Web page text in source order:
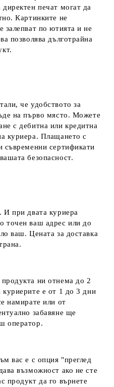
печат могат да
Картинките не
залепват по ютията и не
позволява дълготрайна
че удобството за
на първо място. Можете
с дебитна или кредитна
куриера. Плащането с
съвременни сертификати
безопасност.
при двата куриера
точен ваш адрес или до
ваш. Цената за доставка
ни отнема до 2
куриерите е от 1 до 3 дни
намирате или от
забавяне ще
оператор.
вас е с опция "преглед
възможност ако не сте
продукт да го върнете